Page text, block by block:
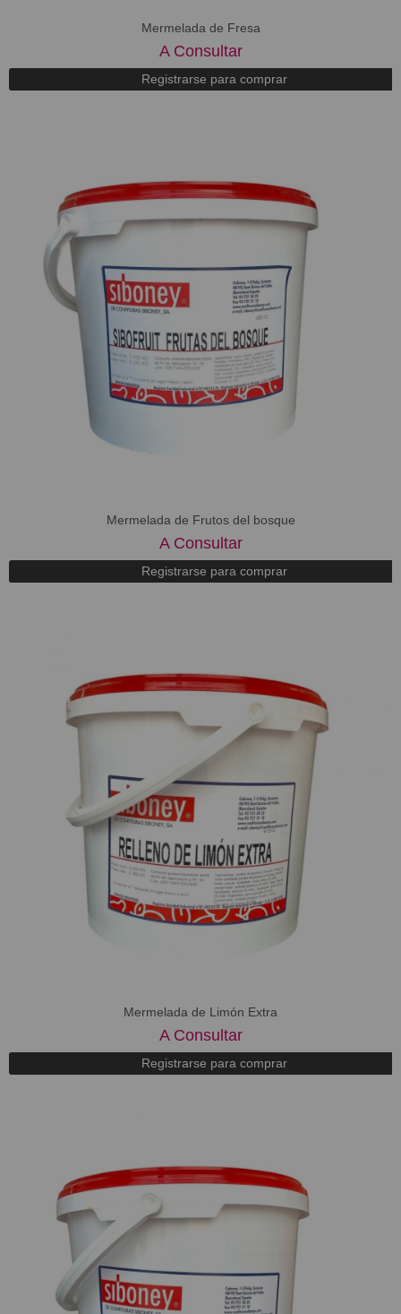
Mermelada de Fresa
A Consultar
Registrarse para comprar
Mermelada de Frutos del bosque
A Consultar
Registrarse para comprar
Mermelada de Limón Extra
A Consultar
Registrarse para comprar